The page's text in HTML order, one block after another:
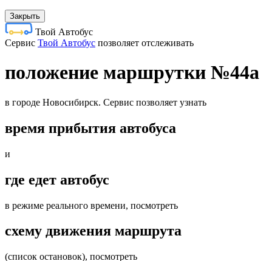
Закрыть
Твой Автобус
Cервис Твой Автобус позволяет отслеживать
положение маршрутки №44а
в городе Новосибирск. Сервис позволяет узнать
время прибытия автобуса
и
где едет автобус
в режиме реального времени, посмотреть
схему движения маршрута
(список остановок), посмотреть